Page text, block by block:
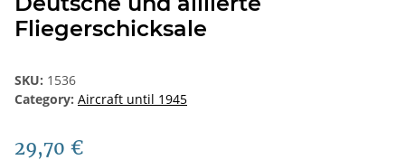
Fliegerschicksale
SKU: 1536
Category: Aircraft until 1945
29,70 €